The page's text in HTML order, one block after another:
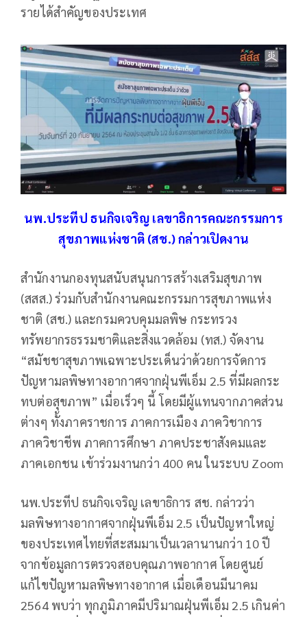
รายได้สำคัญของประเทศ
นพ.ประทีป ธนกิจเจริญ เลขาธิการคณะกรรมการ
สุขภาพแห่งชาติ (สช.) กล่าวเปิดงาน
สำนักงานกองทุนสนับสนุนการสร้างเสริมสุขภาพ
(สสส.) ร่วมกับสำนักงานคณะกรรมการสุขภาพแห่ง
ชาติ (สช.) และกรมควบคุมมลพิษ กระทรวง
ทรัพยากรธรรมชาติและสิ่งแวดล้อม (ทส.) จัดงาน
“สมัชชาสุขภาพเฉพาะประเด็นว่าด้วยการจัดการ
ปัญหามลพิษทางอากาศจากฝุ่นพีเอ็ม 2.5 ที่มีผลกระ
ทบต่อสุขภาพ” เมื่อเร็วๆ นี้ โดยมีผู้แทนจากภาคส่วน
ต่างๆ ทั้งภาคราชการ ภาคการเมือง ภาควิชาการ
ภาควิชาชีพ ภาคการศึกษา ภาคประชาสังคมและ
ภาคเอกชน เข้าร่วมงานกว่า 400 คน ในระบบ Zoom
นพ.ประทีป ธนกิจเจริญ เลขาธิการ สช. กล่าวว่า
มลพิษทางอากาศจากฝุ่นพีเอ็ม 2.5 เป็นปัญหาใหญ่
ของประเทศไทยที่สะสมมาเป็นเวลานานกว่า 10 ปี
จากข้อมูลการตรวจสอบคุณภาพอากาศ โดยศูนย์
แก้ไขปัญหามลพิษทางอากาศ เมื่อเดือนมีนาคม
2564 พบว่า ทุกภูมิภาคมีปริมาณฝุ่นพีเอ็ม 2.5 เกินค่า